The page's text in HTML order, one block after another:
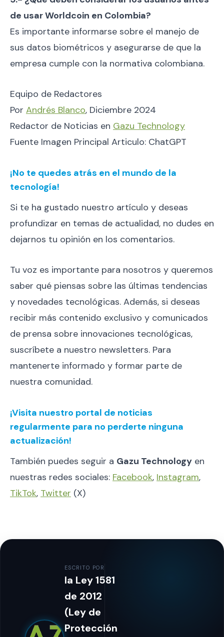
de usar Worldcoin en Colombia?
Es importante informarse sobre el manejo de
sus datos biométricos y asegurarse de que la
empresa cumple con la normativa colombiana.
Equipo de Redactores
Por Andrés Blanco, Diciembre 2024
Redactor de Noticias en Gazu Technology
Fuente Imagen Principal Articulo: ChatGPT
¡No te quedes atrás en el mundo de la
tecnología!
Si te ha gustado nuestro artículo y deseas
profundizar en temas de actualidad, no dudes en
dejarnos tu opinión en los comentarios.
Tu voz es importante para nosotros y queremos
saber qué piensas sobre las últimas tendencias
y novedades tecnológicas. Además, si deseas
recibir más contenido exclusivo y comunicados
de prensa sobre innovaciones tecnológicas,
suscríbete a nuestro newsletters. Para
mantenerte informado y formar parte de
nuestra comunidad.
¡Visita nuestro portal de noticias
regularmente para no perderte ninguna
actualización!
También puedes seguir a Gazu Technology en
nuestras redes sociales: Facebook, Instagram,
TikTok, Twitter (X)
ESCRITO POR
la Ley 1581
de 2012
(Ley de
Protección